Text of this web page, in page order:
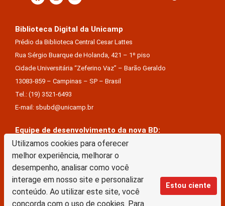
Utilizamos cookies para oferecer
melhor experiência, melhorar o
desempenho, analisar como você
interage em nosso site e personalizar
conteúdo. Ao utilizar este site, você
concorda com o uso de cookies. Para
Estou ciente
Biblioteca Digital da Unicamp
Prédio da Biblioteca Central Cesar Lattes
Rua Sérgio Buarque de Holanda, 421 – 1º piso
Cidade Universitária “Zeferino Vaz” – Barão Geraldo
13083-859 – Campinas – SP – Brasil
Tel.: (19) 3521-6493
E-mail: sbubd@unicamp.br
Equipe de desenvolvimento da nova BD:
Keite Aparecida Duarte
Márcio Vinícius De Jesus Almeida
Saul Victor De Castro E Silva
A Biblioteca Digital da Unicamp está licenciado com uma Licença Creative Commons –
Atribuição Sem Derivações 4.0 Internacional